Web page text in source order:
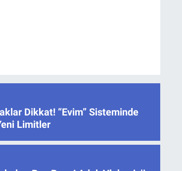
Dikkat! “Evim” Sisteminde
Limitler